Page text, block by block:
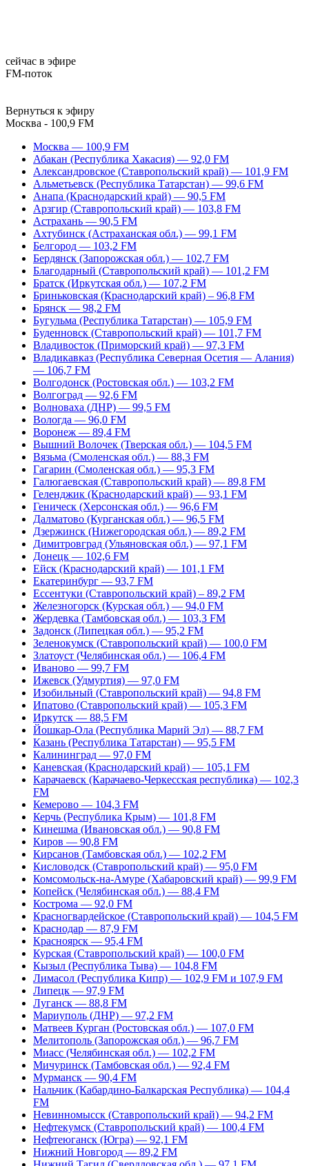
сейчас в эфире
FM-поток
Вернуться к эфиру
Москва - 100,9 FM
Москва — 100,9 FM
Абакан (Республика Хакасия) — 92,0 FM
Александровское (Ставропольский край) — 101,9 FM
Альметьевск (Республика Татарстан) — 99,6 FM
Анапа (Краснодарский край) — 90,5 FM
Арзгир (Ставропольский край) — 103,8 FM
Астрахань — 90,5 FM
Ахтубинск (Астраханская обл.) — 99,1 FM
Белгород — 103,2 FM
Бердянск (Запорожская обл.) — 102,7 FM
Благодарный (Ставропольский край) — 101,2 FM
Братск (Иркутская обл.) — 107,2 FM
Бриньковская (Краснодарский край) – 96,8 FM
Брянск — 98,2 FM
Бугульма (Республика Татарстан) — 105,9 FM
Буденновск (Ставропольский край) — 101,7 FM
Владивосток (Приморский край) — 97,3 FM
Владикавказ (Республика Северная Осетия — Алания)
— 106,7 FM
Волгодонск (Ростовская обл.) — 103,2 FM
Волгоград — 92,6 FM
Волноваха (ДНР) — 99,5 FM
Вологда — 96,0 FM
Воронеж — 89,4 FM
Вышний Волочек (Тверская обл.) — 104,5 FM
Вязьма (Смоленская обл.) — 88,3 FM
Гагарин (Смоленская обл.) — 95,3 FM
Галюгаевская (Ставропольский край) — 89,8 FM
Геленджик (Краснодарский край) — 93,1 FM
Геническ (Херсонская обл.) — 96,6 FM
Далматово (Курганская обл.) — 96,5 FM
Дзержинск (Нижегородская обл.) — 89,2 FM
Димитровград (Ульяновская обл.) — 97,1 FM
Донецк — 102,6 FM
Ейск (Краснодарский край) — 101,1 FM
Екатеринбург — 93,7 FM
Ессентуки (Ставропольский край) – 89,2 FM
Железногорск (Курская обл.) — 94,0 FM
Жердевка (Тамбовская обл.) — 103,3 FM
Задонск (Липецкая обл.) — 95,2 FM
Зеленокумск (Ставропольский край) — 100,0 FM
Златоуст (Челябинская обл.) — 106,4 FM
Иваново — 99,7 FM
Ижевск (Удмуртия) — 97,0 FM
Изобильный (Ставропольский край) — 94,8 FM
Ипатово (Ставропольский край) — 105,3 FM
Иркутск — 88,5 FM
Йошкар-Ола (Республика Марий Эл) — 88,7 FM
Казань (Республика Татарстан) — 95,5 FM
Калининград — 97,0 FM
Каневская (Краснодарский край) — 105,1 FM
Карачаевск (Карачаево-Черкесская республика) — 102,3
FM
Кемерово — 104,3 FM
Керчь (Республика Крым) — 101,8 FM
Кинешма (Ивановская обл.) — 90,8 FM
Киров — 90,8 FM
Кирсанов (Тамбовская обл.) — 102,2 FM
Кисловодск (Ставропольский край) — 95,0 FM
Комсомольск-на-Амуре (Хабаровский край) — 99,9 FM
Копейск (Челябинская обл.) — 88,4 FM
Кострома — 92,0 FM
Красногвардейское (Ставропольский край) — 104,5 FM
Краснодар — 87,9 FM
Красноярск — 95,4 FM
Курская (Ставропольский край) — 100,0 FM
Кызыл (Республика Тыва) — 104,8 FM
Лимасол (Республика Кипр) — 102,9 FM и 107,9 FM
Липецк — 97,9 FM
Луганск — 88,8 FM
Мариуполь (ДНР) — 97,2 FM
Матвеев Курган (Ростовская обл.) — 107,0 FM
Мелитополь (Запорожская обл.) — 96,7 FM
Миасс (Челябинская обл.) — 102,2 FM
Мичуринск (Тамбовская обл.) — 92,4 FM
Мурманск — 90,4 FM
Нальчик (Кабардино-Балкарская Республика) — 104,4
FM
Невинномысск (Ставропольский край) — 94,2 FM
Нефтекумск (Ставропольский край) — 100,4 FM
Нефтеюганск (Югра) — 92,1 FM
Нижний Новгород — 89,2 FM